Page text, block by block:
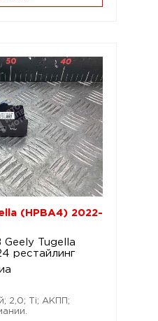
(HPBA4) 2022-
Geely Tugella
рестайлинг
2,0; Ti; АКПП;